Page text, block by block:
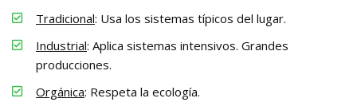
Tradicional: Usa los sistemas típicos del lugar.
Industrial: Aplica sistemas intensivos. Grandes
producciones.
Orgánica: Respeta la ecología.